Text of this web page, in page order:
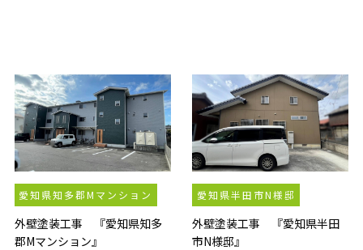
愛知県知多郡Mマンション
外壁塗装工事 『愛知県知多
郡Mマンション』
愛知県半田市N様邸
外壁塗装工事 『愛知県半田
市N様邸』